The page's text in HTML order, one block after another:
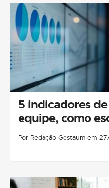
5 indicadores
equipe, como
Por Redação Gestaum em